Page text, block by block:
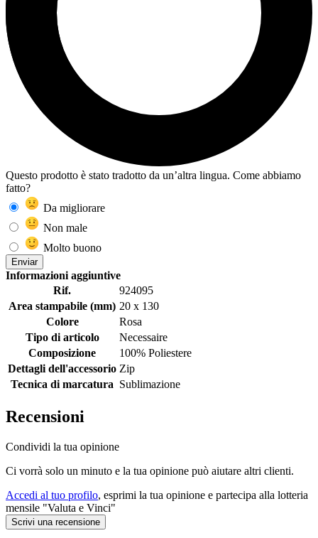
Questo prodotto è stato tradotto da un’altra lingua. Come abbiamo
fatto?
Da migliorare
Non male
Molto buono
Enviar
Informazioni aggiuntive
Rif.
924095
Area stampabile (mm) 20 x 130
Colore
Rosa
Tipo di articolo
Necessaire
Composizione
100% Poliestere
Dettagli dell'accessorio Zip
Tecnica di marcatura Sublimazione
Recensioni
Condividi la tua opinione
Ci vorrà solo un minuto e la tua opinione può aiutare altri clienti.
Accedi al tuo profilo, esprimi la tua opinione e partecipa alla lotteria
mensile "Valuta e Vinci"
Scrivi una recensione